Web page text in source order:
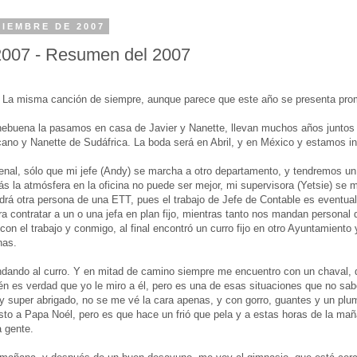
DE 2007
- Resumen del 2007
misma canción de siempre, aunque parece que este año se presenta
la pasamos en casa de Javier y Nanette, llevan muchos años
y Nanette de Sudáfrica. La boda será en Abril, y en México y estamos
sólo que mi jefe (Andy) se marcha a otro departamento, y tendremos
la atmósfera en la oficina no puede ser mejor, mi supervisora (Yetsie) se
otra persona de una ETT, pues el trabajo de Jefe de Contable es
contratar a un o una jefa en plan fijo, mientras tanto nos mandan personal
el trabajo y conmigo, al final encontró un curro fijo en otro Ayuntamiento
al curro. Y en mitad de camino siempre me encuentro con un chaval,
es verdad que yo le miro a él, pero es una de esas situaciones que no
super abrigado, no se me vé la cara apenas, y con gorro, guantes y un
a Papa Noél, pero es que hace un frió que pela y a estas horas de la